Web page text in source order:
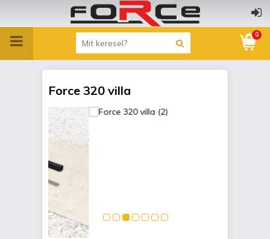
0
Force 320 villa